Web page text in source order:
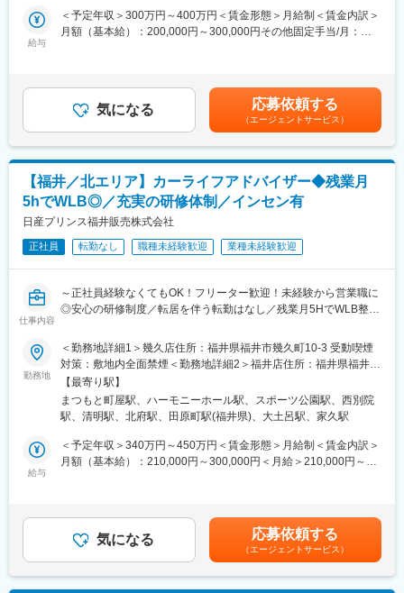
・単なる運営ではなく、事業づくりまで踏み込めるポジション
・自らのアイデアを事業として形にできる環境
「自分たちも楽しみながら、人々の笑顔につながる事業を生み出
という想いを大切にし、年齢や年次に関係なく意見や挑戦を歓迎
します。
■当社が目指す姿
・アウトドアを起点に社会課題を解決する事業創出
・関わるすべての人が豊かになる循環型ビジネスの実現
・現場発のアイデアから新たな価値を生み出し続ける組織
変更の範囲：会社の定める業務
■業務の特徴：
お客様のカーライフを支える仕事になります。
■強み：
◎日産自動車は「技術の日産」と言われており、高い技術力を誇
ります。
◎国内競合他社との差別化をはかるべく、最新型EV（電気自動
車）をはじめとした技術を用いた車を開発しています。
◎直近では新型モデルの発表も盛んなため、整備職としてもスキ
ルを磨くことができます。
■勤務地について：
配属店舗についてはお住いの場所や希望を考慮し決定いたしま
す。
・敦賀店：福井県敦賀市昭和町1-13-24
・小浜店：福井県小浜市多田8号薮田23番地
給与
＜予定年収＞300万円～400万円＜賃金形態＞月給制＜賃金内訳＞
月額（基本給）：200,000円～300,000円その他固定手当/月：
＋工具手当1,000円■賞与：年2回（7月・12月）(昨年度実績：年
間総計3.5ヶ月分)■昇給：年1回（6月）(昨年度実績：1か月単位
5,000円)賃金はあくまでも目安の金額であり、選考を通じて上下
する可能性があります。月給(月額)は固定手当を含めた表記です。
気になる 応募依頼する
（エージェントサービス）
【福井／北エリア】カーライフアドバイザー◆残業月
5hでWLB◎／充実の研修体制／インセン有
日産プリンス福井販売株式会社
正社員 転勤なし 職種未経験歓迎 業種未経験歓迎
仕事内容
～正社員経験なくてもOK！フリーター歓迎！未経験から営業職に
◎安心の研修制度／転居を伴う転勤はなし／残業月5HでWLB整え
当社は福井県で地域のお客様のカーライフを支える「日産の顔」
として1966年に誕生しました。
新車販売から車検・整備、自動車保険まで、お客様の車のある生
活を総合的にサポートしています。
福井では車が生活の基盤。そのため営業は単なる「車を売る」だ
けでなく、
家族構成・生活スタイルまで考えながら最適な一台を提案するア
未経験の方でも安心してスタートできる提案営業のお仕事です。
基本は店舗に来られたお客様への対応が中心なので、お客様との
勤務地
＜勤務地詳細1＞幾久店住所：福井県福井市幾久町10-3 受動喫煙
対策：敷地内全面禁煙＜勤務地詳細2＞福井店住所：福井県福井市
今市町54-1 受動喫煙対策：敷地内全面禁煙＜勤務地詳細3＞武生
店住所：福井県越前市芝原3-5-29 受動喫煙対策：敷地内全面禁煙
変更の範囲：会社の定める事業所
【最寄り駅】
まつもと町屋駅、ハーモニーホール駅、スポーツ公園駅、西別院
駅、清明駅、北府駅、田原町駅(福井県)、大土呂駅、家久駅
給与
＜予定年収＞340万円～450万円＜賃金形態＞月給制＜賃金内訳＞
月額（基本給）：210,000円～300,000円＜月給＞210,000円～
月）(昨年度実績：1か月単位5,000円)※営業成績に応じてインセン
ティブを支給します。成績次第では大幅な収入UPが見込めます。
賃金はあくまでも目安の金額であり、選考を通じて上下する可能
性があります。月給(月額)は固定手当を含めた表記です。
気になる 応募依頼する
（エージェントサービス）